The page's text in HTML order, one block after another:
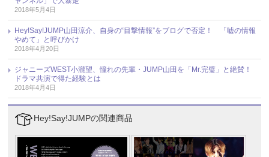
2018年5月4日
Hey!Say!JUMP山田涼介、自身の“目撃情報”をブログで否定！ 「嘘の情報
やめて」と呼びかけ
2018年4月20日
ジャニーズWEST小瀧望、憧れの先輩・JUMP山田を「Mr.完璧」と絶賛！
ドラマ共演で得た経験とは
2018年4月4日
Hey!Say!JUMPの関連商品